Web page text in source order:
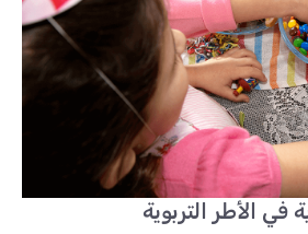
في الأطر التربوية